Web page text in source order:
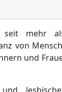
seit mehr
von
und